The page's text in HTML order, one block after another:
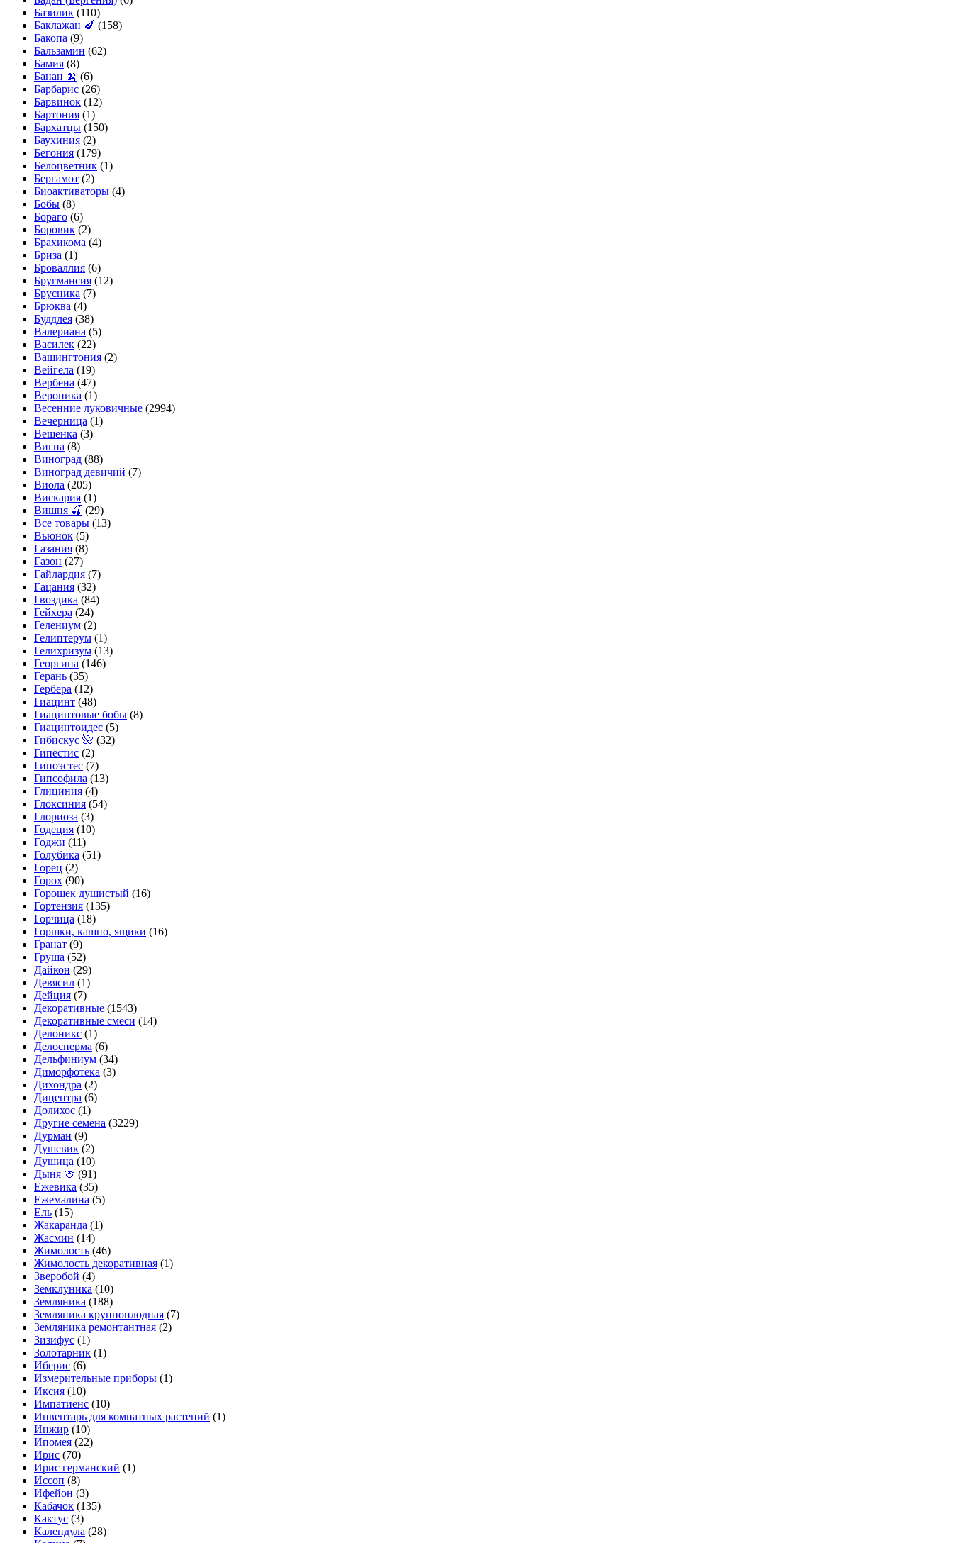
Базилик (110)
Баклажан 🍆 (158)
Бакопа (9)
Бальзамин (62)
Бамия (8)
Банан 🍌 (6)
Барбарис (26)
Барвинок (12)
Бартония (1)
Бархатцы (150)
Баухиния (2)
Бегония (179)
Белоцветник (1)
Бергамот (2)
Биоактиваторы (4)
Бобы (8)
Бораго (6)
Боровик (2)
Брахикома (4)
Бриза (1)
Броваллия (6)
Бругмансия (12)
Брусника (7)
Брюква (4)
Буддлея (38)
Валериана (5)
Василек (22)
Вашингтония (2)
Вейгела (19)
Вербена (47)
Вероника (1)
Весенние луковичные (2994)
Вечерница (1)
Вешенка (3)
Вигна (8)
Виноград (88)
Виноград девичий (7)
Виола (205)
Вискария (1)
Вишня 🍒 (29)
Все товары (13)
Вьюнок (5)
Газания (8)
Газон (27)
Гайлардия (7)
Гацания (32)
Гвоздика (84)
Гейхера (24)
Гелениум (2)
Гелиптерум (1)
Гелихризум (13)
Георгина (146)
Герань (35)
Гербера (12)
Гиацинт (48)
Гиацинтовые бобы (8)
Гиацинтоидес (5)
Гибискус 🌺 (32)
Гипестис (2)
Гипоэстес (7)
Гипсофила (13)
Глициния (4)
Глоксиния (54)
Глориоза (3)
Годеция (10)
Годжи (11)
Голубика (51)
Горец (2)
Горох (90)
Горошек душистый (16)
Гортензия (135)
Горчица (18)
Горшки, кашпо, ящики (16)
Гранат (9)
Груша (52)
Дайкон (29)
Девясил (1)
Дейция (7)
Декоративные (1543)
Декоративные смеси (14)
Делоникс (1)
Делосперма (6)
Дельфиниум (34)
Диморфотека (3)
Дихондра (2)
Дицентра (6)
Долихос (1)
Другие семена (3229)
Дурман (9)
Душевик (2)
Душица (10)
Дыня 🍈 (91)
Ежевика (35)
Ежемалина (5)
Ель (15)
Жакаранда (1)
Жасмин (14)
Жимолость (46)
Жимолость декоративная (1)
Зверобой (4)
Земклуника (10)
Земляника (188)
Земляника крупноплодная (7)
Земляника ремонтантная (2)
Зизифус (1)
Золотарник (1)
Иберис (6)
Измерительные приборы (1)
Иксия (10)
Импатиенс (10)
Инвентарь для комнатных растений (1)
Инжир (10)
Ипомея (22)
Ирис (70)
Ирис германский (1)
Иссоп (8)
Ифейон (3)
Кабачок (135)
Кактус (3)
Календула (28)